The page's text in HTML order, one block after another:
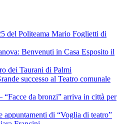
del Politeama Mario Foglietti di
Benvenuti in Casa Esposito il
dei Taurani di Palmi
successo al Teatro comunale
da bronzi” arriva in città per
di “Voglia di teatro”